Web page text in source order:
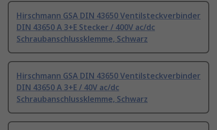
Hirschmann GSA DIN 43650 Ventilsteckverbinder
DIN 43650 A 3+E Stecker / 400V ac/dc
Schraubanschlussklemme, Schwarz
Hirschmann GSA DIN 43650 Ventilsteckverbinder
DIN 43650 A 3+E / 40V ac/dc
Schraubanschlussklemme, Schwarz